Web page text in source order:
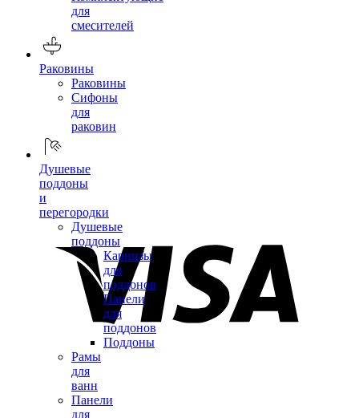
для
смесителей
Раковины
Раковины
Сифоны
для
раковин
Душевые
поддоны
и
перегородки
Душевые
поддоны
Карнизы
для
поддонов
Панели
для
поддонов
Поддоны
Рамы
для
ванн
Панели
для